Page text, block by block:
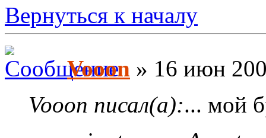
Вернуться к началу
Vooon » 16 июн
Vooon писал(а):... мой